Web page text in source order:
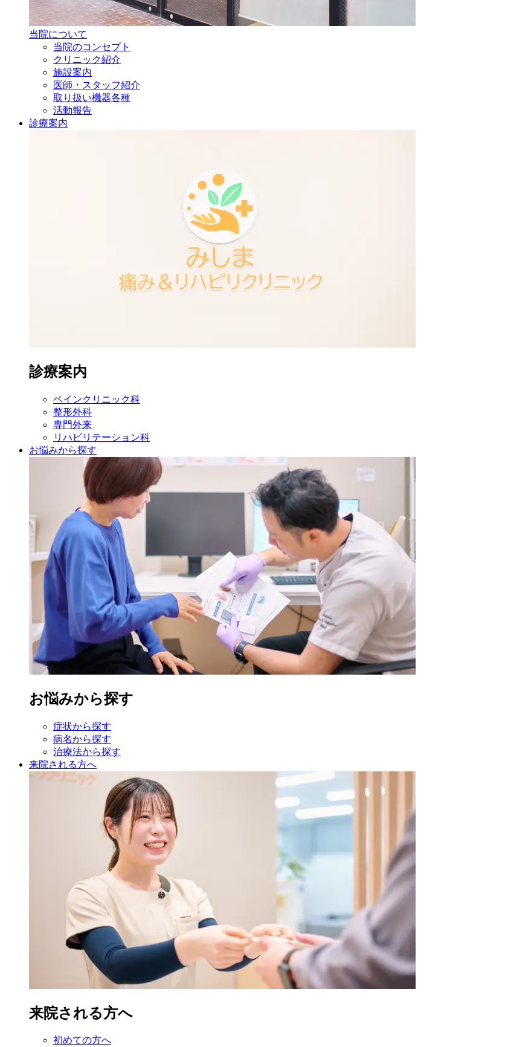
当院について
当院のコンセプト
クリニック紹介
施設案内
医師・ スタッフ紹介
取り扱い機器各種
活動報告
診療案内
診療案内
ペインクリニック科
整形外科
専門外来
リハビリ テーション科
お悩みから探す
お悩みから探す
症状から探す
病名から探す
治療法から探す
来院される方へ
来院される方へ
初めての方へ